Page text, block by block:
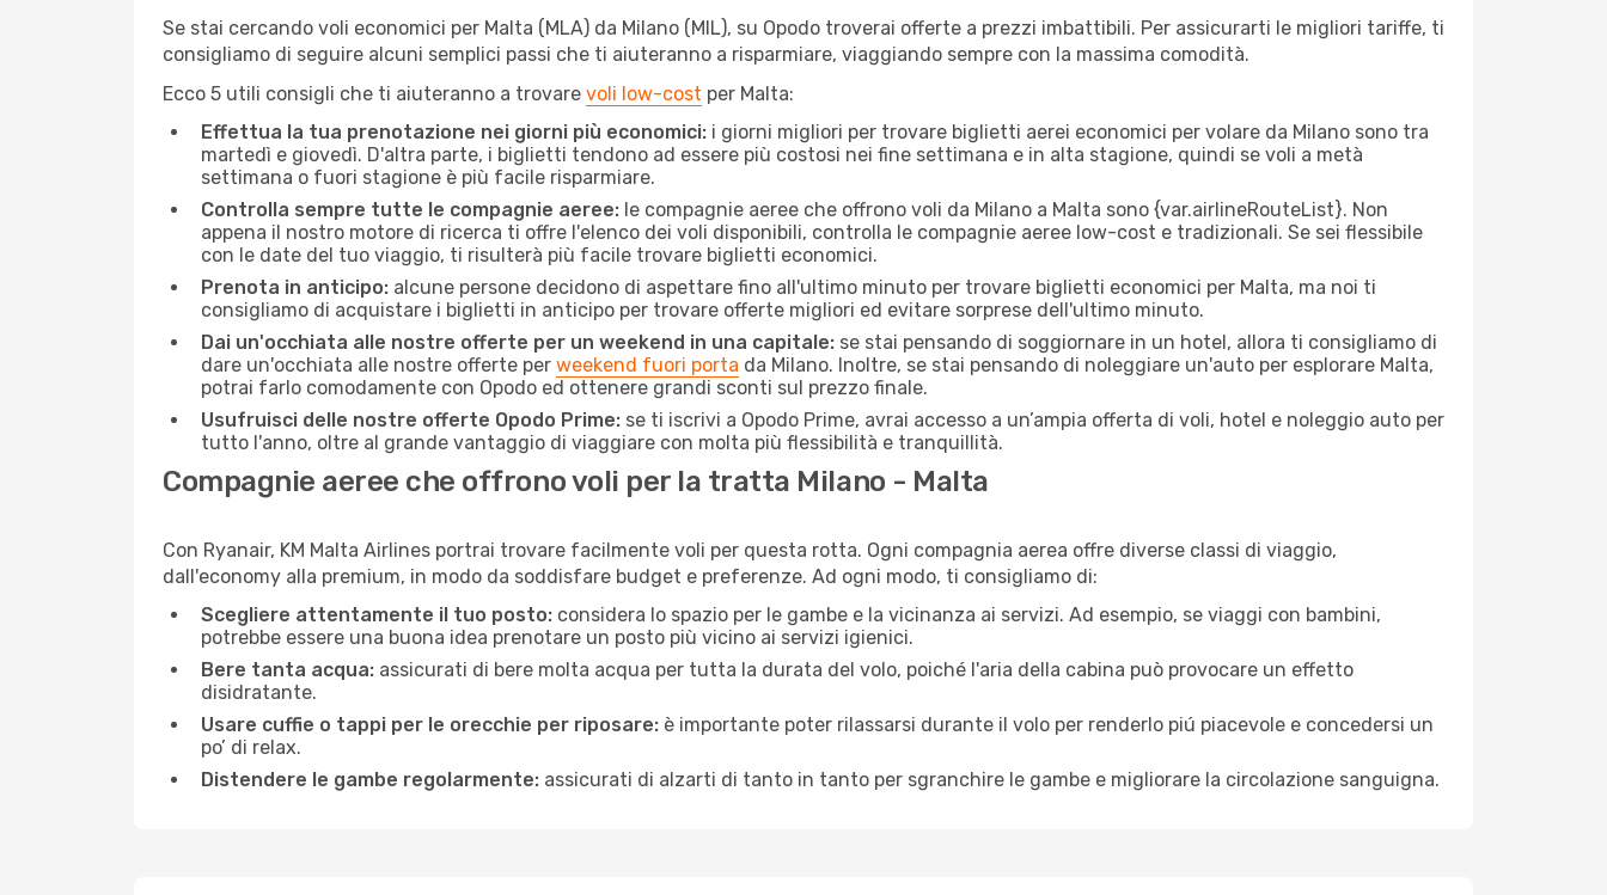
Se stai cercando voli economici per Malta (MLA) da Milano (MIL), su Opodo troverai offerte a prezzi imbattibili. Per assicurarti le migliori tariffe, ti
consigliamo di seguire alcuni semplici passi che ti aiuteranno a risparmiare, viaggiando sempre con la massima comodità.
Ecco 5 utili consigli che ti aiuteranno a trovare voli low-cost per Malta:
Effettua la tua prenotazione nei giorni più economici: i giorni migliori per trovare biglietti aerei economici per volare da Milano sono tra
martedì e giovedì. D'altra parte, i biglietti tendono ad essere più costosi nei fine settimana e in alta stagione, quindi se voli a metà
settimana o fuori stagione è più facile risparmiare.
Controlla sempre tutte le compagnie aeree: le compagnie aeree che offrono voli da Milano a Malta sono {​var.airlineRouteList}. Non
appena il nostro motore di ricerca ti offre l'elenco dei voli disponibili, controlla le compagnie aeree low-cost e tradizionali. Se sei flessibile
con le date del tuo viaggio, ti risulterà più facile trovare biglietti economici.
Prenota in anticipo: alcune persone decidono di aspettare fino all'ultimo minuto per trovare biglietti economici per Malta, ma noi ti
consigliamo di acquistare i biglietti in anticipo per trovare offerte migliori ed evitare sorprese dell'ultimo minuto.
Dai un'occhiata alle nostre offerte per un weekend in una capitale: se stai pensando di soggiornare in un hotel, allora ti consigliamo di
dare un'occhiata alle nostre offerte per weekend fuori porta da Milano. Inoltre, se stai pensando di noleggiare un'auto per esplorare Malta,
potrai farlo comodamente con Opodo ed ottenere grandi sconti sul prezzo finale.
Usufruisci delle nostre offerte Opodo Prime: se ti iscrivi a Opodo Prime, avrai accesso a un’ampia offerta di voli, hotel e noleggio auto per
tutto l'anno, oltre al grande vantaggio di viaggiare con molta più flessibilità e tranquillità.
Compagnie aeree che offrono voli per la tratta Milano - Malta
Con Ryanair, KM Malta Airlines portrai trovare facilmente voli per questa rotta. Ogni compagnia aerea offre diverse classi di viaggio,
dall'economy alla premium, in modo da soddisfare budget e preferenze. Ad ogni modo, ti consigliamo di:
Scegliere attentamente il tuo posto: considera lo spazio per le gambe e la vicinanza ai servizi. Ad esempio, se viaggi con bambini,
potrebbe essere una buona idea prenotare un posto più vicino ai servizi igienici.
Bere tanta acqua: assicurati di bere molta acqua per tutta la durata del volo, poiché l'aria della cabina può provocare un effetto
disidratante.
Usare cuffie o tappi per le orecchie per riposare: è importante poter rilassarsi durante il volo per renderlo piú piacevole e concedersi un
po’ di relax.
Distendere le gambe regolarmente: assicurati di alzarti di tanto in tanto per sgranchire le gambe e migliorare la circolazione sanguigna.